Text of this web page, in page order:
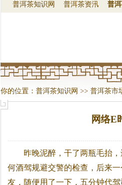
普洱茶知识网 普洱茶资汛 普
你的位置： 普洱茶知识网 >> 普洱茶市
网络E
昨晚泥醉，干了两瓶毛抬
何酒驾规避交警的检查，后来
友，随便用了一下，五分钟代